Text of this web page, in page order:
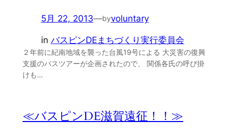
5月 22, 2013—byvoluntary
in バスピンDEまちづくり実行委員会
２年前に紀南地域を襲った台風19号による 大災害の復興
支援のバスツアーが企画されたので、 関係各氏の呼び掛
けも…
≪バスピンDE滋賀遠征！！≫